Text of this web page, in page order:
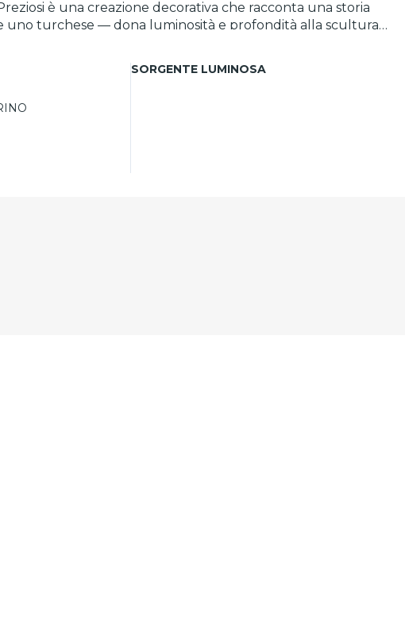
è una creazione decorativa che racconta una storia
uno turchese — dona luminosità e profondità alla scultura,
da esporre, trova la sua collocazione naturale in
in Italy che unisce tradizione e gusto contemporaneo.
SORGENTE LUMINOSA